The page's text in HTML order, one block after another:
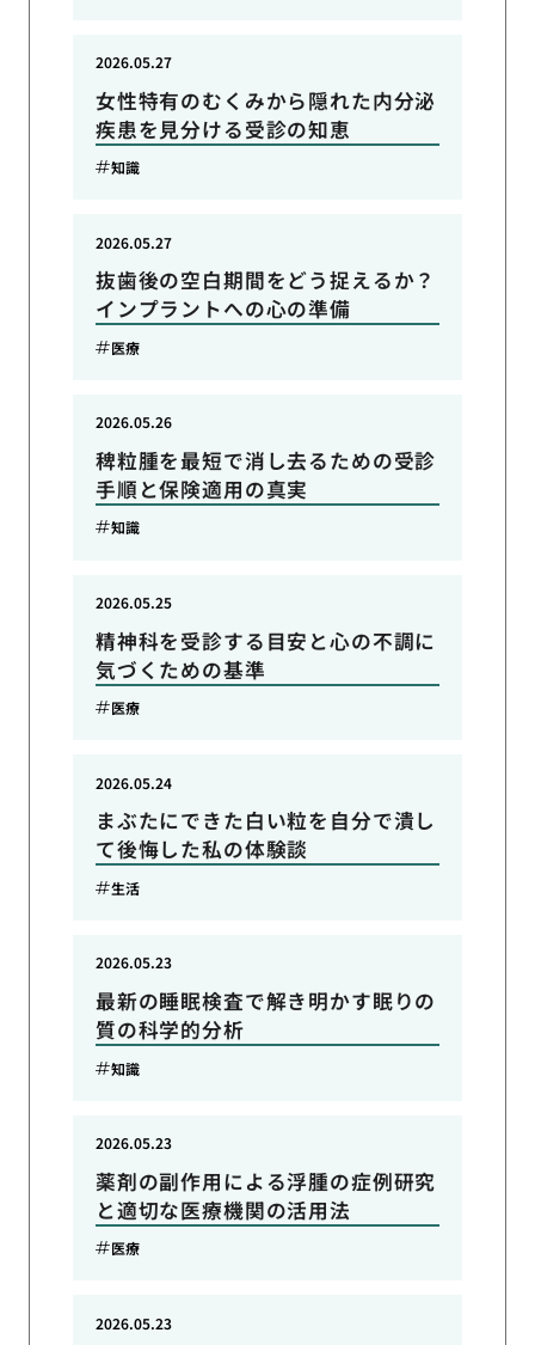
女性特有のむくみから隠れた内分泌
疾患を見分ける受診の知恵
2026.05.27
知識
抜歯後の空白期間をどう捉えるか？
インプラントへの心の準備
2026.05.27
医療
稗粒腫を最短で消し去るための受診
手順と保険適用の真実
2026.05.26
知識
精神科を受診する目安と心の不調に
気づくための基準
2026.05.25
医療
まぶたにできた白い粒を自分で潰し
て後悔した私の体験談
2026.05.24
生活
最新の睡眠検査で解き明かす眠りの
質の科学的分析
2026.05.23
知識
薬剤の副作用による浮腫の症例研究
と適切な医療機関の活用法
2026.05.23
医療
2026.05.23